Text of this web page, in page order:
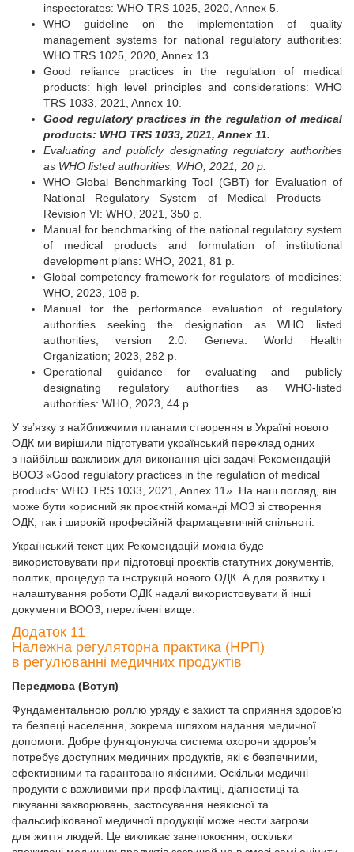
inspectorates: WHO TRS 1025, 2020, Annex 5.
WHO guideline on the implementation of quality
management systems for national regulatory authorities:
WHO TRS 1025, 2020, Annex 13.
Good reliance practices in the regulation of medical
products: high level principles and considerations: WHO
TRS 1033, 2021, Annex 10.
Good regulatory practices in the regulation of medical
products: WHO TRS 1033, 2021, Annex 11.
Evaluating and publicly designating regulatory authorities
as WHO listed authorities: WHO, 2021, 20 p.
WHO Global Benchmarking Tool (GBT) for Evaluation of
National Regulatory System of Medical Products —
Revision VI: WHO, 2021, 350 p.
Manual for benchmarking of the national regulatory system
of medical products and formulation of institutional
development plans: WHO, 2021, 81 p.
Global competency framework for regulators of medicines:
WHO, 2023, 108 p.
Manual for the performance evaluation of regulatory
authorities seeking the designation as WHO listed
authorities, version 2.0. Geneva: World Health
Organization; 2023, 282 p.
Operational guidance for evaluating and publicly
designating regulatory authorities as WHO-listed
authorities: WHO, 2023, 44 p.
У зв’язку з найближчими планами створення в Україні нового
ОДК ми вирішили підготувати український переклад одних
з найбільш важливих для виконання цієї задачі Рекомендацій
ВООЗ «Good regulatory practices in the regulation of medical
products: WHO TRS 1033, 2021, Annex 11». На наш погляд, він
може бути корисний як проєктній команді МОЗ зі створення
ОДК, так і широкій професійній фармацевтичній спільноті.
Український текст цих Рекомендацій можна буде
використовувати при підготовці проєктів статутних документів,
політик, процедур та інструкцій нового ОДК. А для розвитку і
налаштування роботи ОДК надалі використовувати й інші
документи ВООЗ, перелічені вище.
Додаток 11
Належна регуляторна практика (НРП)
в регулюванні медичних продуктів
Передмова (Вступ)
Фундаментальною роллю уряду є захист та сприяння здоров’ю
та безпеці населення, зокрема шляхом надання медичної
допомоги. Добре функціонуюча система охорони здоров’я
потребує доступних медичних продуктів, які є безпечними,
ефективними та гарантовано якісними. Оскільки медичні
продукти є важливими при профілактиці, діагностиці та
лікуванні захворювань, застосування неякісної та
фальсифікованої медичної продукції може нести загрози
для життя людей. Це викликає занепокоєння, оскільки